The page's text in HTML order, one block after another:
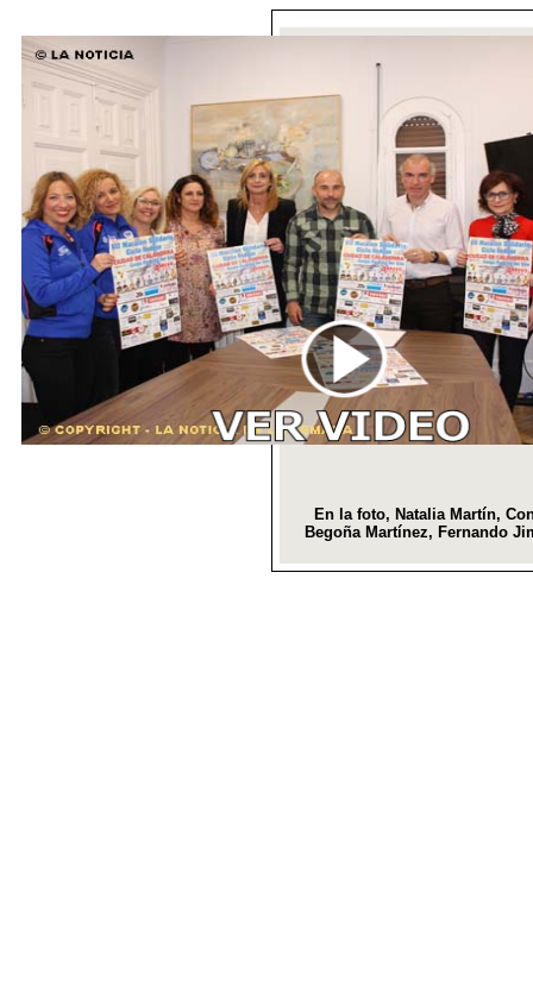
En la foto, Natalia Martín,
Begoña Martínez, Fernando